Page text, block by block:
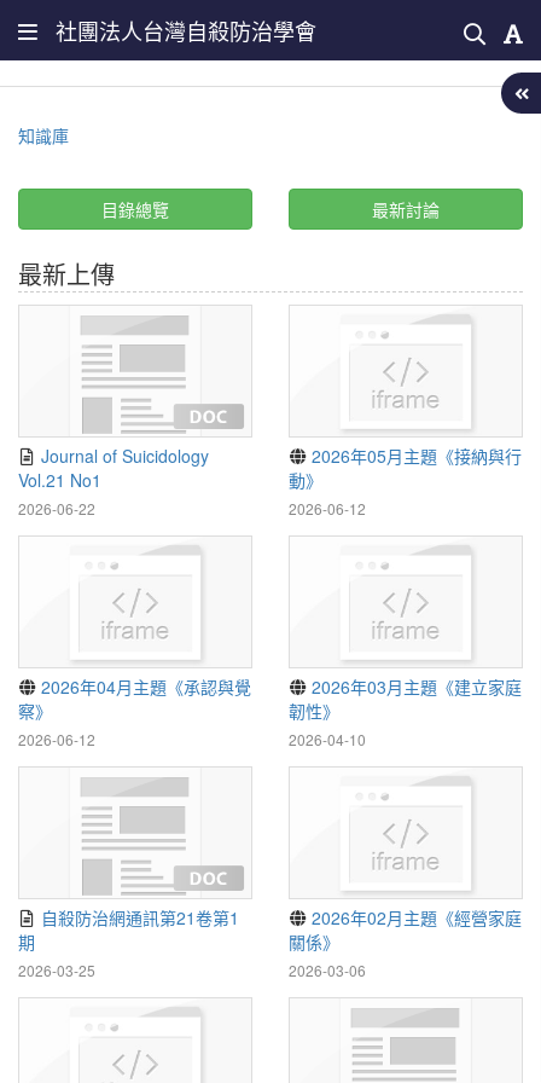
社團法人台灣自殺防治學會
知識庫
目錄總覽 最新討論
最新上傳
Journal of Suicidology
Vol.21 No1
2026-06-22
2026年05月主題《接納與行
動》
2026-06-12
2026年04月主題《承認與覺
察》
2026-06-12
2026年03月主題《建立家庭
韌性》
2026-04-10
期
2026-03-25
2026年02月主題《經營家庭
關係》
2026-03-06